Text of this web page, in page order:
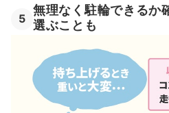
5
無理なく駐輪できるか
選ぶことも